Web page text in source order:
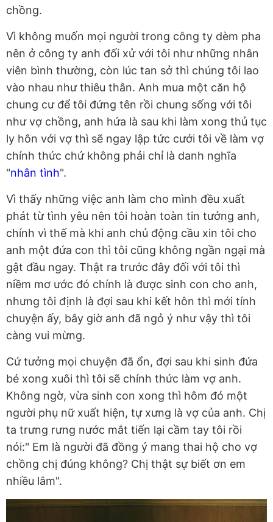
chồng.
Vì không muốn mọi người trong công ty dèm pha
nên ở công ty anh đối xử với tôi như những nhân
viên bình thường, còn lúc tan sở thì chúng tôi lao
vào nhau như thiêu thân. Anh mua một căn hộ
chung cư để tôi đứng tên rồi chung sống với tôi
như vợ chồng, anh hứa là sau khi làm xong thủ tục
ly hôn với vợ thì sẽ ngay lập tức cưới tôi về làm vợ
chính thức chứ không phải chỉ là danh nghĩa
"nhân tình".
Vì thấy những việc anh làm cho mình đều xuất
phát từ tình yêu nên tôi hoàn toàn tin tưởng anh,
chính vì thế mà khi anh chủ động cầu xin tôi cho
anh một đứa con thì tôi cũng không ngần ngại mà
gật đầu ngay. Thật ra trước đây đối với tôi thì
niềm mơ ước đó chính là được sinh con cho anh,
nhưng tôi định là đợi sau khi kết hôn thì mới tính
chuyện ấy, bây giờ anh đã ngỏ ý như vậy thì tôi
càng vui mừng.
Cứ tưởng mọi chuyện đã ổn, đợi sau khi sinh đứa
bé xong xuôi thì tôi sẽ chính thức làm vợ anh.
Không ngờ, vừa sinh con xong thì hôm đó một
người phụ nữ xuất hiện, tự xưng là vợ của anh. Chị
ta trưng rưng nước mắt tiến lại cầm tay tôi rồi
nói:" Em là người đã đồng ý mang thai hộ cho vợ
chồng chị đúng không? Chị thật sự biết ơn em
nhiều lắm".